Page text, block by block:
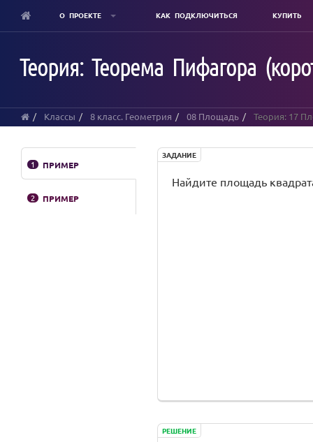
content
О ПРОЕКТЕ КАК ПОДКЛЮЧИТЬСЯ КУПИТЬ
Теория: Теорема Пифагора
Классы 8 класс. Геометрия 08 Площадь Теория: 17
1 ПРИМЕР
2 ПРИМЕР
ЗАДАНИЕ
Найдите площадь
РЕШЕНИЕ